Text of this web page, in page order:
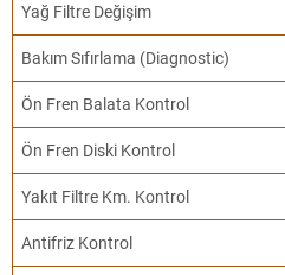
Yağ Filtre Değişim
Bakım Sıfırlama (Diagnostic)
Ön Fren Balata Kontrol
Ön Fren Diski Kontrol
Yakıt Filtre Km. Kontrol
Antifriz Kontrol